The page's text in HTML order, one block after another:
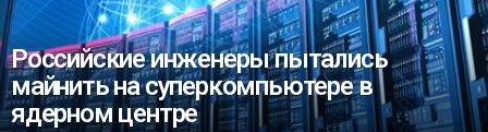
Российские инженеры пытались
майнить на суперкомпьютере в
ядерном центре